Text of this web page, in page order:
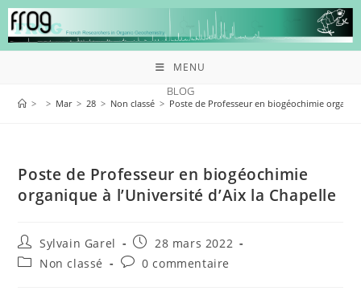
MENU
BLOG
> > Mar > 28 > Non classé > Poste de Professeur en biogéochimie
Poste de Professeur en biogéochimie
organique à l’Université d’Aix la Chapelle
Sylvain Garel
28 mars 2022
Non classé
0 commentaire